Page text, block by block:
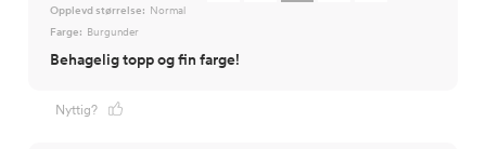
Opplevd størrelse: Normal
Farge: Burgunder
Behagelig topp og fin farge!
Nyttig?